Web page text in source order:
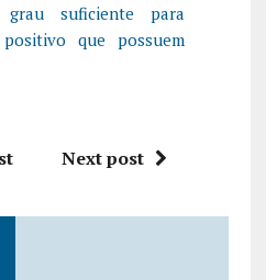
suficiente para
que possuem
Next post